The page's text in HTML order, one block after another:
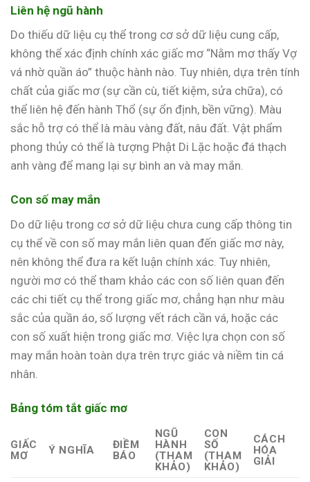
Liên hệ ngũ hành
Do thiếu dữ liệu cụ thể trong cơ sở dữ liệu cung cấp,
không thể xác định chính xác giấc mơ “Nằm mơ thấy Vợ
vá nhờ quần áo” thuộc hành nào. Tuy nhiên, dựa trên tính
chất của giấc mơ (sự cần cù, tiết kiệm, sửa chữa), có
thể liên hệ đến hành Thổ (sự ổn định, bền vững). Màu
sắc hỗ trợ có thể là màu vàng đất, nâu đất. Vật phẩm
phong thủy có thể là tượng Phật Di Lặc hoặc đá thạch
anh vàng để mang lại sự bình an và may mắn.
Con số may mắn
Do dữ liệu trong cơ sở dữ liệu chưa cung cấp thông tin
cụ thể về con số may mắn liên quan đến giấc mơ này,
nên không thể đưa ra kết luận chính xác. Tuy nhiên,
người mơ có thể tham khảo các con số liên quan đến
các chi tiết cụ thể trong giấc mơ, chẳng hạn như màu
sắc của quần áo, số lượng vết rách cần vá, hoặc các
con số xuất hiện trong giấc mơ. Việc lựa chọn con số
may mắn hoàn toàn dựa trên trực giác và niềm tin cá
nhân.
Bảng tóm tắt giấc mơ
GIẤC
MƠ
Ý NGHĨA
ĐIỀM
BÁO
NGŨ
HÀNH
(THAM
KHẢO)
CON
SỐ
(THAM
KHẢO)
CÁCH
HÓA
GIẢI